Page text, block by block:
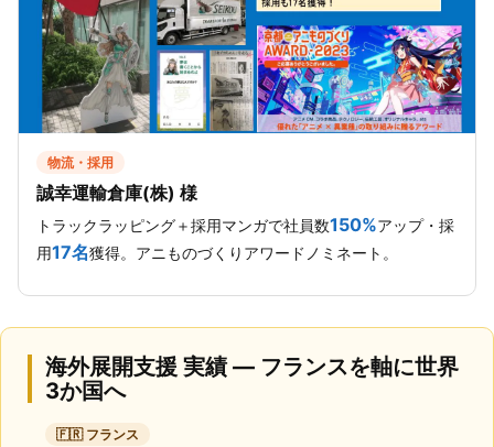
物流・採用
誠幸運輸倉庫(株) 様
トラックラッピング＋採用マンガで社員数150%アップ・採
用17名獲得。アニものづくりアワードノミネート。
海外展開支援 実績 — フランスを軸に世界
3か国へ
🇫🇷 フランス